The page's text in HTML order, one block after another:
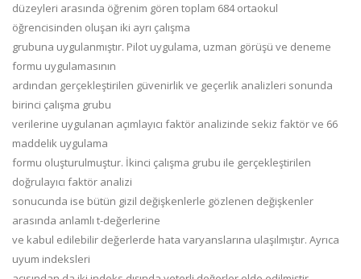
düzeyleri arasında öğrenim gören toplam 684 ortaokul
öğrencisinden oluşan iki ayrı çalışma
grubuna uygulanmıştır. Pilot uygulama, uzman görüşü ve deneme
formu uygulamasının
ardından gerçekleştirilen güvenirlik ve geçerlik analizleri sonunda
birinci çalışma grubu
verilerine uygulanan açımlayıcı faktör analizinde sekiz faktör ve 66
maddelik uygulama
formu oluşturulmuştur. İkinci çalışma grubu ile gerçekleştirilen
doğrulayıcı faktör analizi
sonucunda ise bütün gizil değişkenlerle gözlenen değişkenler
arasında anlamlı t-değerlerine
ve kabul edilebilir değerlerde hata varyanslarına ulaşılmıştır. Ayrıca
uyum indeksleri